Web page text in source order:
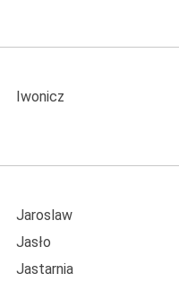
Iwonicz
Jaroslaw
Jasło
Jastarnia